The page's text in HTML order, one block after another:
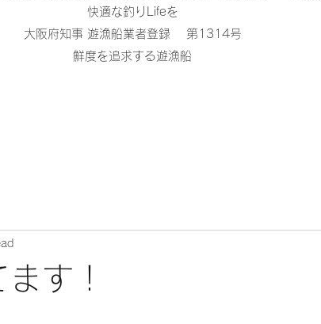
快適な釣りLifeを
大阪府知事 遊漁船業者登録 第1314号
鮮度を追求する遊漁船
す！